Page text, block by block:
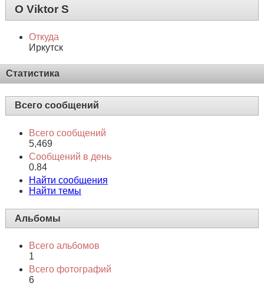
О Viktor S
Откуда
Иркутск
Статистика
Всего сообщений
Всего сообщений
5,469
Сообщений в день
0.84
Найти сообщения
Найти темы
Альбомы
Всего альбомов
1
Всего фотографий
6